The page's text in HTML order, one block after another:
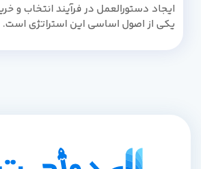
ایجاد دستورالعمل در فرآیند انتخاب و
یکی از اصول اساسی این استراتژی است.